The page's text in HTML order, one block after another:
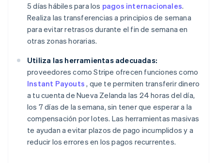
5 días hábiles para los pagos internacionales.
Realiza las transferencias a principios de semana
para evitar retrasos durante el fin de semana en
otras zonas horarias.
Utiliza las herramientas adecuadas:
proveedores como Stripe ofrecen funciones como
Instant Payouts , que te permiten transferir dinero
a tu cuenta de Nueva Zelanda las 24 horas del día,
los 7 días de la semana, sin tener que esperar a la
compensación por lotes. Las herramientas masivas
te ayudan a evitar plazos de pago incumplidos y a
reducir los errores en los pagos recurrentes.